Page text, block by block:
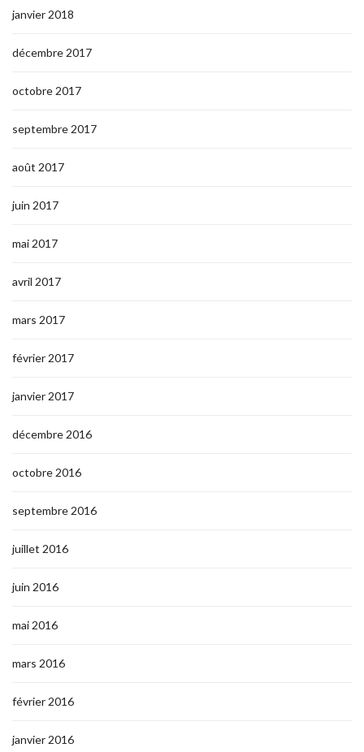
janvier 2018
décembre 2017
octobre 2017
septembre 2017
août 2017
juin 2017
mai 2017
avril 2017
mars 2017
février 2017
janvier 2017
décembre 2016
octobre 2016
septembre 2016
juillet 2016
juin 2016
mai 2016
mars 2016
février 2016
janvier 2016